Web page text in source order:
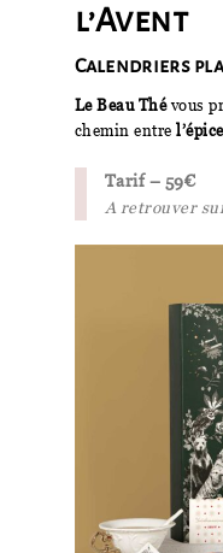
l’Avent
Calendriers
Le Beau Thévous
chemin entre
Tarif – 59€
A retrouver